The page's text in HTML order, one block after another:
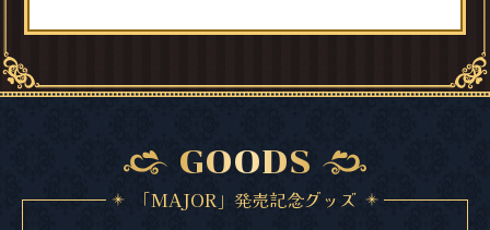
GOODS
「MAJOR」発売記念グッズ